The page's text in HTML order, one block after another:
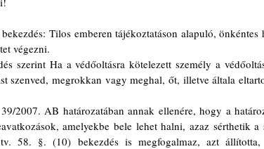
Tilos emberen tájékoztatáson alapuló, önkéntes
végezni.
szerint Ha a védőoltásra kötelezett személy a
szenved, megrokkan vagy meghal, őt, illetve általa
2007. AB határozatában annak ellenére, hogy a
amelyekbe bele lehet halni, azaz sérthetik a
58. §. (10) bekezdés is megfogalmaz, azt